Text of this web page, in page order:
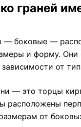
граней
— боковые —
и форму. Они
от
— это торцы
расположены
от